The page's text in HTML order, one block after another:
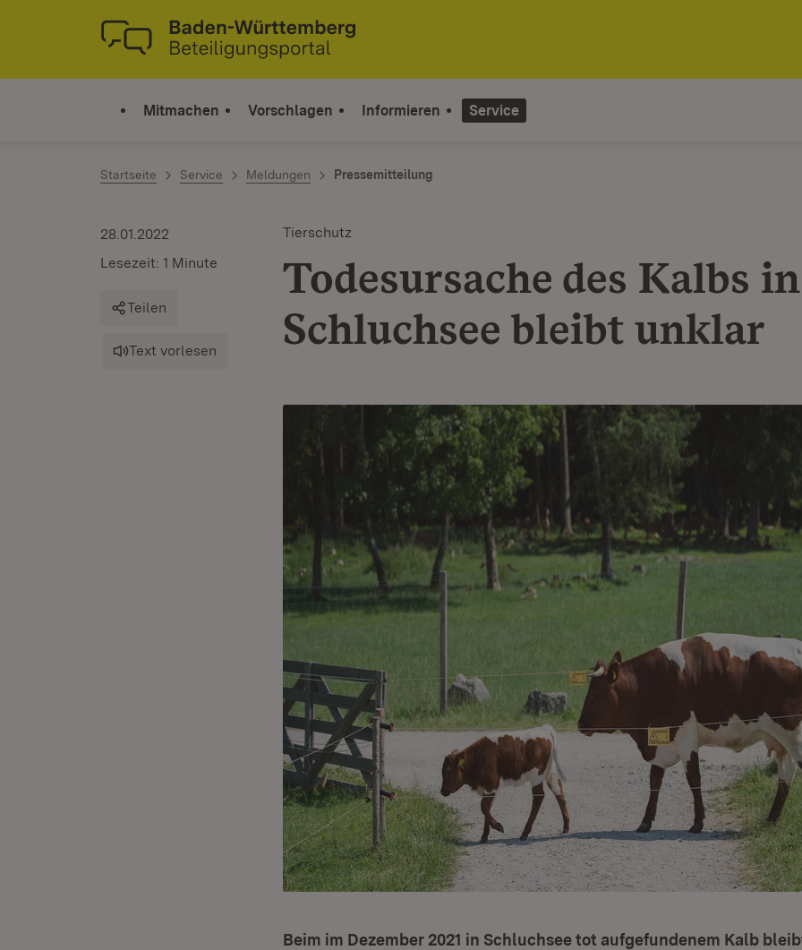
Zum Inhalt springen
Link zur Startseite
Mitmachen Vorschlagen Informieren Service
Startseite Service Meldungen Pressemitteilung
Tierschutz
Todesursache des Kalbs in
Schluchsee bleibt unklar
28.01.2022
Lesezeit: 1 Minute
Teilen
Text vorlesen
Beim im Dezember 2021 in Schluchsee tot aufgefundenem Kalb